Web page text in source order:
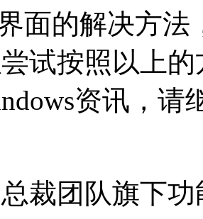
面的解决方
试按照以上
资讯，请
裁团队旗下